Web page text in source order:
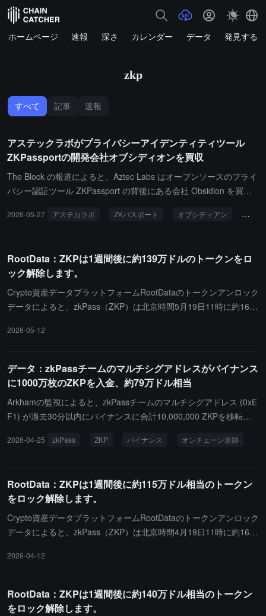
ホームページ 速報 深さ カレンダー データ 発見する
zkp
すべて 記事 速報
アステックラボがプライバシーアイデンティティツール
ZKPassportの開発会社オブシディオンを買収
The Block の報道によると、Aztec Labs はオープンソースのプライ
バシー認証ツール ZKPassport の背後にある会社 Obsidion を買収
チームが Aztec Labs に参加し、ZKPassport と関連アプリケーショ
AZTEC トークンの販売を通じて約 6,000 万ドル相当の ETH を調達
し、以前には約 1.25 億ドルのベンチャーキャピタルを獲得してい
ます。ZKPassport はユーザーがスマートフォンの NFC を通じてパ
スポートや政府の証明書を読み取り、ローカルで暗号署名を生成
され、完全なプライバシーを露出することなく、Devconnect 会議
アンス認証に利用されています。Aztec は ZKPassport プロトコル
と iOS アプリのオープンソースを維持し続けると述べています。
2026-05-27 アステカラボ ZKパスポート オブシディアン 買収
RootData：ZKPは1週間後に約139万ドルのトークンをロ
ック解除します。
Crypto資産データプラットフォームRootDataのトークンアンロック
データによると、zkPass（ZKP）は北京時間5月19日11時に約1662
2026-05-12
データ：zkPassチームのマルチシグアドレスがバイナンス
に1000万枚のZKPを入金、約79万ドル相当
Arkhamの監視によると、zkPassチームのマルチシグアドレス (0xE
F1) が過去30分以内にバイナンスに合計10,000,000 ZKPを移転
2.68億で、今回の配布額はその流通総量の約3.73%に相当します。
2026-04-25 zkPass ZKP バイナンス オンチェーン追跡
RootData：ZKPは1週間後に約115万ドル相当のトークン
をロック解除します。
Crypto資産データプラットフォームRootDataのトークンアンロック
データによると、zkPass（ZKP）は北京時間4月19日11時に約1662
2026-04-12
RootData：ZKPは1週間後に約140万ドル相当のトークン
をロック解除します。